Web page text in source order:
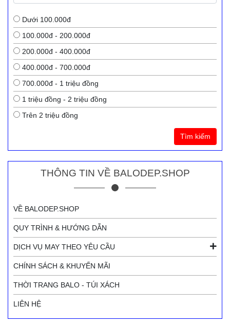
Dưới 100.000đ
100.000đ - 200.000đ
200.000đ - 400.000đ
400.000đ - 700.000đ
700.000đ - 1 triệu đồng
1 triệu đồng - 2 triệu đồng
Trên 2 triệu đồng
Tìm kiếm
THÔNG TIN VỀ BALODEP.SHOP
VỀ BALODEP.SHOP
QUY TRÌNH & HƯỚNG DẪN
DỊCH VỤ MAY THEO YÊU CẦU
CHÍNH SÁCH & KHUYẾN MÃI
THỜI TRANG BALO - TÚI XÁCH
LIÊN HỆ